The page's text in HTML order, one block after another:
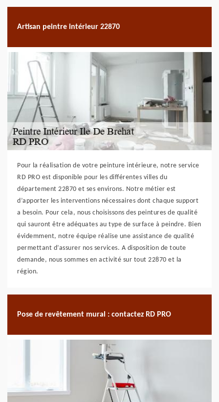
Artisan peintre intérieur 22870
Pour la réalisation de votre peinture intérieure, notre service
RD PRO est disponible pour les différentes villes du
département 22870 et ses environs. Notre métier est
d’apporter les interventions nécessaires dont chaque support
a besoin. Pour cela, nous choisissons des peintures de qualité
qui sauront être adéquates au type de surface à peindre. Bien
évidemment, notre équipe réalise une assistance de qualité
permettant d’assurer nos services. A disposition de toute
demande, nous sommes en activité sur tout 22870 et la
région.
Pose de revêtement mural : contactez RD PRO